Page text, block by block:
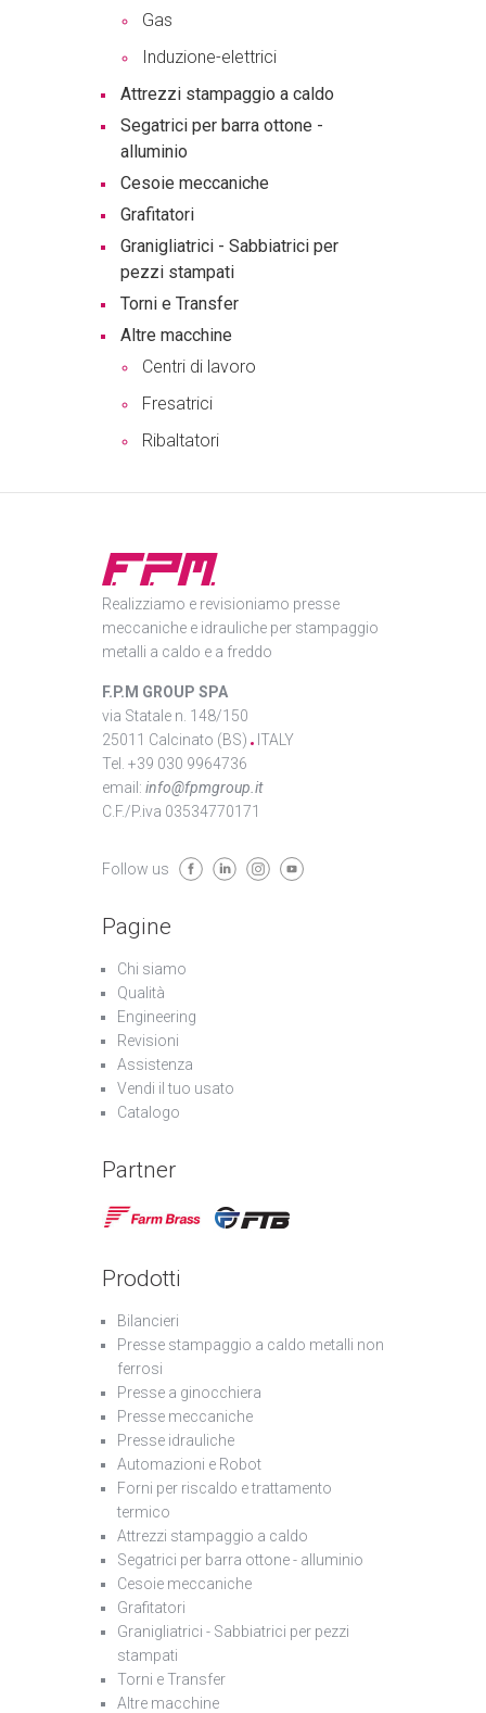
Gas
Induzione-elettrici
Attrezzi stampaggio a caldo
Segatrici per barra ottone -
alluminio
Cesoie meccaniche
Grafitatori
Granigliatrici - Sabbiatrici per
pezzi stampati
Torni e Transfer
Altre macchine
Centri di lavoro
Fresatrici
Ribaltatori
Realizziamo e revisioniamo presse
meccaniche e idrauliche per stampaggio
metalli a caldo e a freddo
F.P.M GROUP SPA
via Statale n. 148/150
25011 Calcinato (BS)
ITALY
Tel. +39 030 9964736
email: info@fpmgroup.it
C.F./P.iva 03534770171
Follow us
Pagine
Chi siamo
Qualità
Engineering
Revisioni
Assistenza
Vendi il tuo usato
Catalogo
Partner
Prodotti
Bilancieri
Presse stampaggio a caldo metalli non
ferrosi
Presse a ginocchiera
Presse meccaniche
Presse idrauliche
Automazioni e Robot
Forni per riscaldo e trattamento
termico
Attrezzi stampaggio a caldo
Segatrici per barra ottone - alluminio
Cesoie meccaniche
Grafitatori
Granigliatrici - Sabbiatrici per pezzi
stampati
Torni e Transfer
Altre macchine